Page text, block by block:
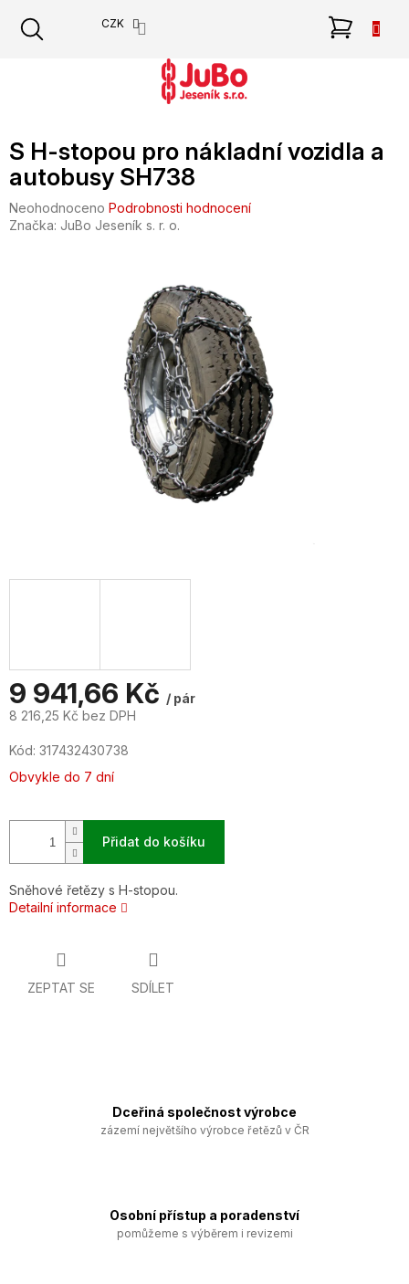
obsah
CZK
S H-stopou pro nákladní vozidla a
autobusy SH738
Průměrné
hodnocení
Neohodnoceno Podrobnosti hodnocení
Značka: JuBo Jeseník s. r. o.
9 941,66 Kč / pár
8 216,25 Kč bez DPH
cena:
Kód: 317432430738
Obvykle do 7 dní
Přidat do košíku
Sněhové řetězy s H-stopou.
Detailní informace
ZEPTAT SE SDÍLET
Dceřiná společnost výrobce
zázemí největšího výrobce řetězů v ČR
Osobní přístup a poradenství
pomůžeme s výběrem i revizemi